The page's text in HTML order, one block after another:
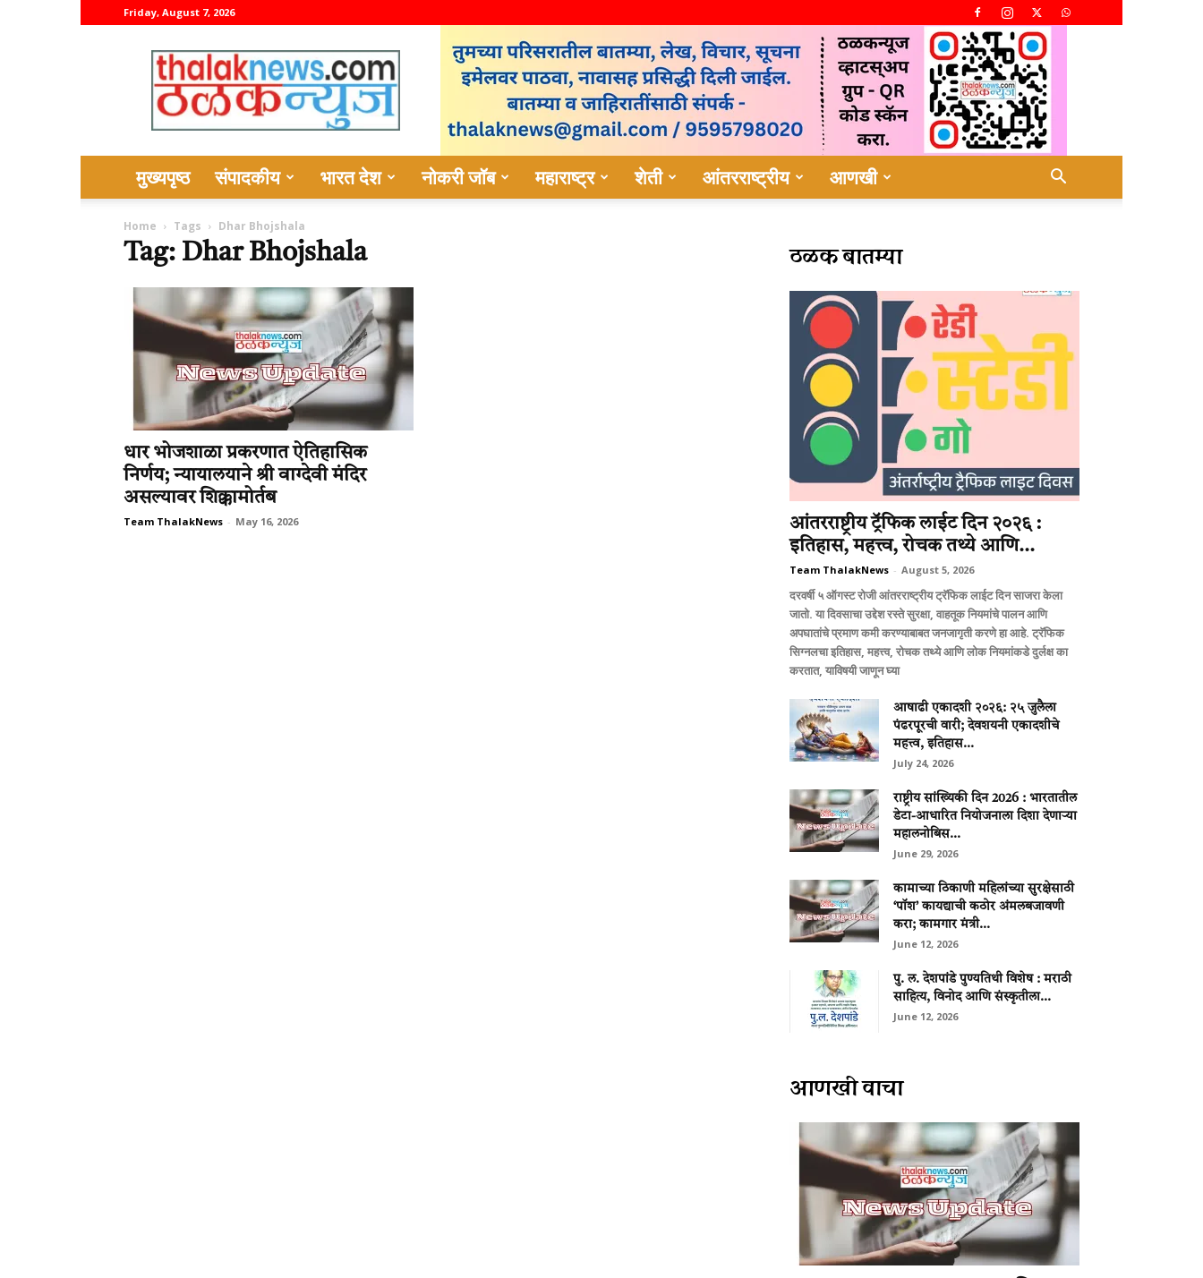
Friday, August 7, 2026
thalaknews
मुख्यपृष्ठ संपादकीय भारत देश नोकरी जॉब महाराष्ट्र शेती आंतरराष्ट्रीय आणखी
Home Tags Dhar Bhojshala
Tag: Dhar Bhojshala
धार भोजशाळा प्रकरणात ऐतिहासिक
निर्णय; न्यायालयाने श्री वाग्देवी मंदिर
असल्यावर शिक्कामोर्तब
Team ThalakNews - May 16, 2026
ठळक बातम्या
आंतरराष्ट्रीय ट्रॅफिक लाईट दिन २०२६ :
इतिहास, महत्त्व, रोचक तथ्ये आणि...
Team ThalakNews - August 5, 2026
दरवर्षी ५ ऑगस्ट रोजी आंतरराष्ट्रीय ट्रॅफिक लाईट दिन साजरा केला
जातो. या दिवसाचा उद्देश रस्ते सुरक्षा, वाहतूक नियमांचे पालन आणि
अपघातांचे प्रमाण कमी करण्याबाबत जनजागृती करणे हा आहे. ट्रॅफिक
सिग्नलचा इतिहास, महत्त्व, रोचक तथ्ये आणि लोक नियमांकडे दुर्लक्ष का
करतात, याविषयी जाणून घ्या
आषाढी एकादशी २०२६: २५ जुलैला
पंढरपूरची वारी; देवशयनी एकादशीचे
महत्त्व, इतिहास...
July 24, 2026
राष्ट्रीय सांख्यिकी दिन 2026 : भारतातील
डेटा-आधारित नियोजनाला दिशा देणाऱ्या
महालनोबिस...
June 29, 2026
कामाच्या ठिकाणी महिलांच्या सुरक्षेसाठी
‘पॉश’ कायद्याची कठोर अंमलबजावणी
करा; कामगार मंत्री...
June 12, 2026
पु. ल. देशपांडे पुण्यतिथी विशेष : मराठी
साहित्य, विनोद आणि संस्कृतीला...
June 12, 2026
आणखी वाचा